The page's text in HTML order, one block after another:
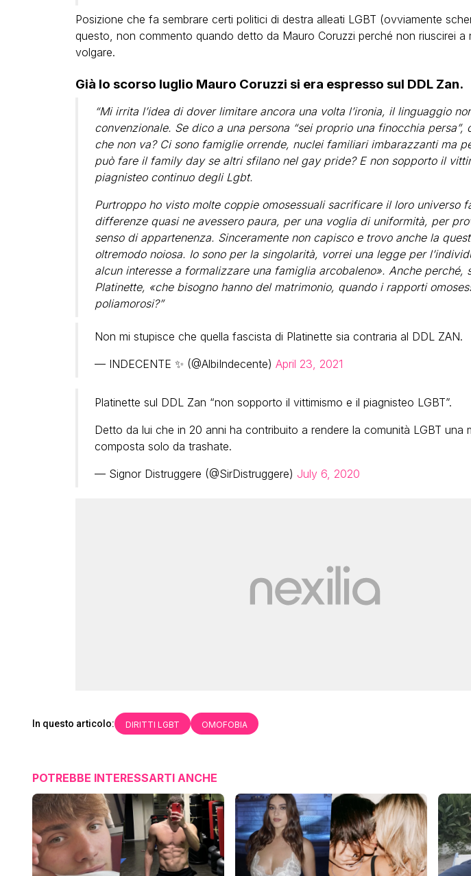
Posizione che fa sembrare certi politici di destra alleati LGBT (ovviamente
questo, non commento quando detto da Mauro Coruzzi perché non riuscirei a
volgare.
Già lo scorso luglio Mauro Coruzzi si era espresso sul DDL Zan.
“Mi irrita l’idea di dover limitare ancora una volta l’ironia, il linguaggio
convenzionale. Se dico a una persona “sei proprio una finocchia persa”,
che non va? Ci sono famiglie orrende, nuclei familiari imbarazzanti ma
può fare il family day se altri sfilano nel gay pride? E non sopporto il
piagnisteo continuo degli Lgbt.
Purtroppo ho visto molte coppie omosessuali sacrificare il loro universo
differenze quasi ne avessero paura, per una voglia di uniformità, per
senso di appartenenza. Sinceramente non capisco e trovo anche la
oltremodo noiosa. Io sono per la singolarità, vorrei una legge per
alcun interesse a formalizzare una famiglia arcobaleno». Anche perché,
Platinette, «che bisogno hanno del matrimonio, quando i rapporti
poliamorosi?”
Non mi stupisce che quella fascista di Platinette sia contraria al DDL ZAN.
— INDECENTE ✨ (@AlbiIndecente) April 23, 2021
Platinette sul DDL Zan “non sopporto il vittimismo e il piagnisteo LGBT”.
Detto da lui che in 20 anni ha contribuito a rendere la comunità LGBT una
composta solo da trashate.
— Signor Distruggere (@SirDistruggere) July 6, 2020
In questo articolo: DIRITTI LGBT OMOFOBIA
POTREBBE INTERESSARTI ANCHE